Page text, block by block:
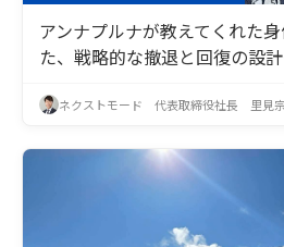
アンナプルナが教えてくれた
た、戦略的な撤退と回復の設
ネクストモード 代表取締役社長 里見